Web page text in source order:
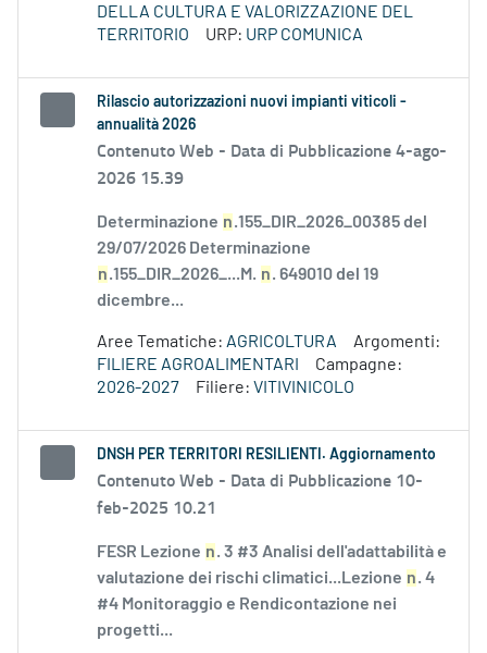
DELLA CULTURA E VALORIZZAZIONE DEL
TERRITORIO
URP: URP COMUNICA
Rilascio autorizzazioni nuovi impianti viticoli -
annualità 2026
Contenuto Web - Data di Pubblicazione 4-ago-
2026 15.39
Determinazione n.155_DIR_2026_00385 del
29/07/2026 Determinazione
n.155_DIR_2026_...M. n. 649010 del 19
dicembre...
Aree Tematiche: AGRICOLTURA
Argomenti:
FILIERE AGROALIMENTARI
Campagne:
2026-2027
Filiere: VITIVINICOLO
DNSH PER TERRITORI RESILIENTI. Aggiornamento
Contenuto Web - Data di Pubblicazione 10-
feb-2025 10.21
FESR Lezione n. 3 #3 Analisi dell'adattabilità e
valutazione dei rischi climatici...Lezione n. 4
#4 Monitoraggio e Rendicontazione nei
progetti...